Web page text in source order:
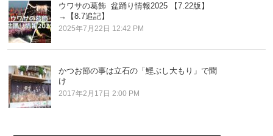
ウワサの葛飾 盆踊り情報2025 【7.22版】
→【8.7追記】
2025年7月22日 12:42 PM
かつお節の事は立石の「鰹ぶし大もり」で聞
け
2017年2月17日 2:00 PM